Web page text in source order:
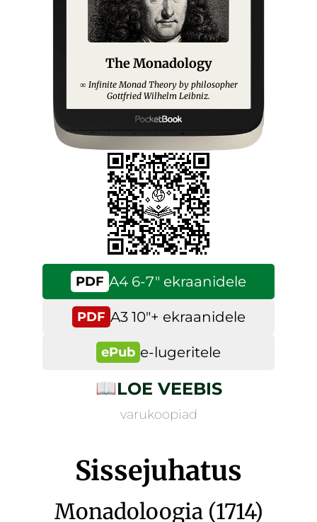
The Monadology
∞ Infinite Monad Theory by philosopher
Gottfried Wilhelm Leibniz.
PDF A4 6-7″ ekraanidele
PDF A3 10″+ ekraanidele
ePub e-lugeritele
📖LOE VEEBIS
varukoopiad
Sissejuhatus
Monadoloogia (1714)